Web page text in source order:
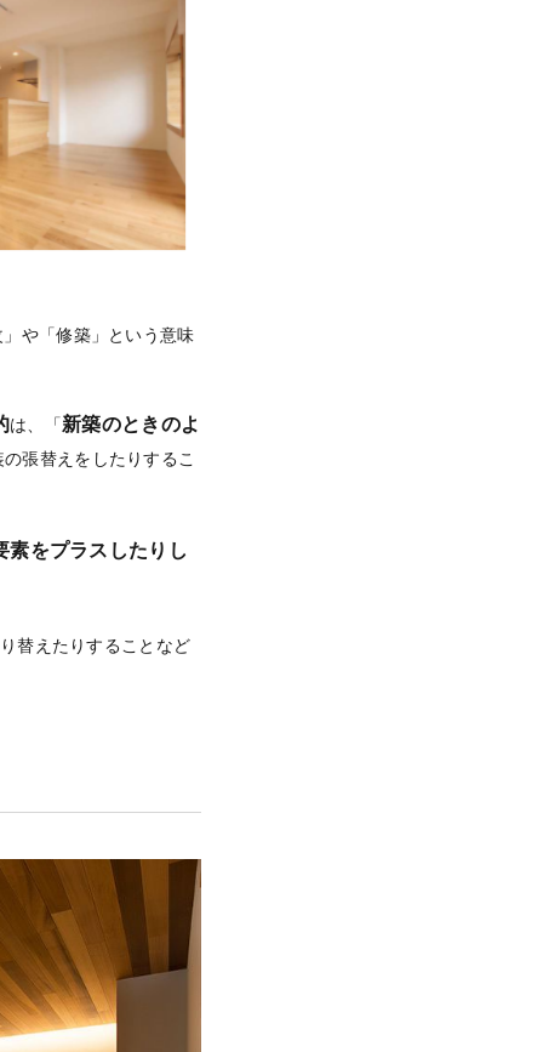
や「修築」という意味
は、「新築のときのよ
張替えをしたりするこ
素をプラスしたりし
替えたりすることなど